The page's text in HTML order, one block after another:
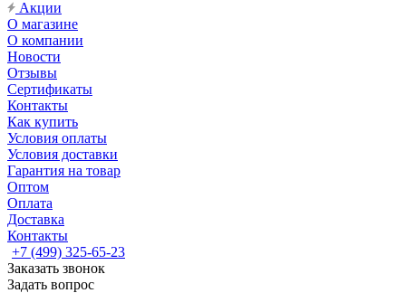
Акции
О магазине
О компании
Новости
Отзывы
Сертификаты
Контакты
Как купить
Условия оплаты
Условия доставки
Гарантия на товар
Оптом
Оплата
Доставка
Контакты
+7 (499) 325-65-23
Заказать звонок
Задать вопрос